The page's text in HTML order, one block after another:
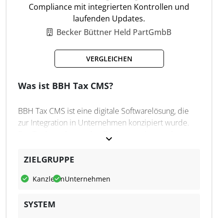
Monitoring
Alarmierung
Eskalationsmanagement
Integrierte Dokumentation
Continuous Auditing
Compliance mit integrierten Kontrollen und
laufenden Updates.
Becker Büttner Held PartGmbB
VERGLEICHEN
Was ist BBH Tax CMS?
BBH Tax CMS ist eine digitale Softwarelösung, die
zur Integration in Unternehmen konzipiert wurde.
stellt Inhalte sowie vordefinierte Kontrollen für
relevanten Steuerarten ab und wird regelmäßig
entsprechen.
ZIELGRUPPE
KanzleienUnternehmen
SYSTEM